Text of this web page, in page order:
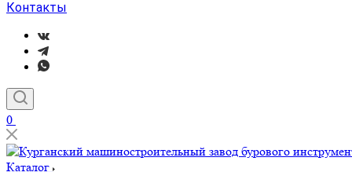
Контакты
0
Каталог